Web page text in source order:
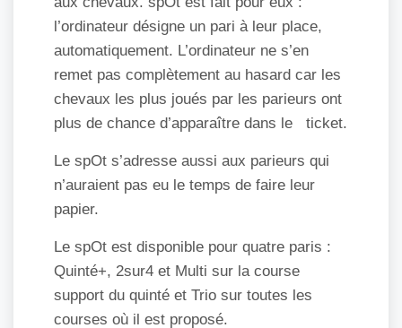
l’ordinateur désigne un pari à leur place,
automatiquement. L’ordinateur ne s’en
remet pas complètement au hasard car les
chevaux les plus joués par les parieurs ont
plus de chance d’apparaître dans le ticket.
Le spOt s’adresse aussi aux parieurs qui
n’auraient pas eu le temps de faire leur
papier.
Le spOt est disponible pour quatre paris :
Quinté+, 2sur4 et Multi sur la course
support du quinté et Trio sur toutes les
courses où il est proposé.